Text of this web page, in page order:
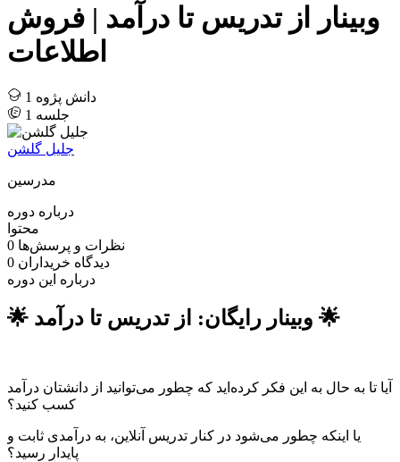
وبینار از تدریس تا درآمد | فروش
اطلاعات
1 دانش پژوه
1 جلسه
جلیل گلشن
مدرسین
درباره دوره
محتوا
نظرات و پرسش‌ها 0
دیدگاه خریداران 0
درباره این دوره
🌟 وبینار رایگان: از تدریس تا درآمد 🌟
آیا تا به حال به این فکر کرده‌اید که چطور می‌توانید از دانشتان درآمد
کسب کنید؟
یا اینکه چطور می‌شود در کنار تدریس آنلاین، به درآمدی ثابت و
پایدار رسید؟